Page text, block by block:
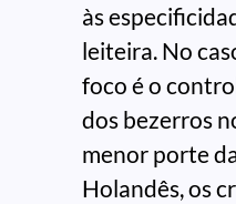
às
leiteira. No
foco é o
dos bezerros
menor porte
Holandês, os